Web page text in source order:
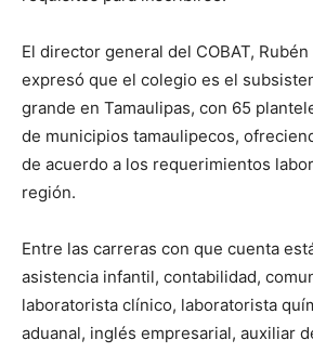
El director general del COBAT, Rubén
expresó que el colegio es el
grande en Tamaulipas, con 65
de municipios tamaulipecos,
de acuerdo a los requerimientos
región.
Entre las carreras con que cuenta
asistencia infantil, contabilidad,
laboratorista clínico, laboratorista
aduanal, inglés empresarial, auxiliar